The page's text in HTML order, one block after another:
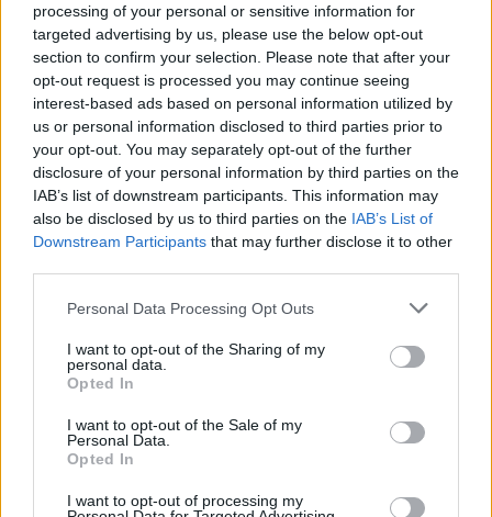
processing of your personal or sensitive information for
targeted advertising by us, please use the below opt-out
section to confirm your selection. Please note that after your
opt-out request is processed you may continue seeing
interest-based ads based on personal information utilized by
us or personal information disclosed to third parties prior to
your opt-out. You may separately opt-out of the further
disclosure of your personal information by third parties on the
IAB’s list of downstream participants. This information may
also be disclosed by us to third parties on the IAB’s List of
Downstream Participants that may further disclose it to other
Personal Data Processing Opt Outs
I want to opt-out of the Sharing of my
personal data.
Opted In
I want to opt-out of the Sale of my
Personal Data.
Opted In
I want to opt-out of processing my
tisknout
BEZK využívá agenturní zpravodajství ČTK, která si vyhrazuje
veškerá práva. Publikování nebo další šíření obsahu ze zdrojů ČTK
je výslovně zakázáno bez předchozího písemného souhlasu ze